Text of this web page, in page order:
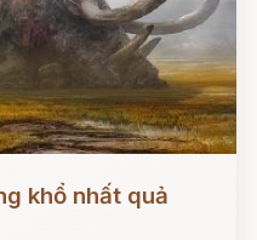
khổ nhất quả